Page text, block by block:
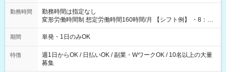
勤務時間
勤務時間は指定なし
変形労働時間制 想定労働時間160時間/月 【シフト例】 ・8：00
～21：00
期間 単発・1日のみOK
特徴
週1日からOK / 日払いOK / 副業・WワークOK / 10名以上の大量
募集